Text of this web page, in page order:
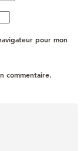
pour mon
commentaire.